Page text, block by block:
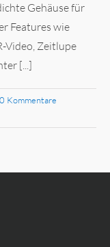
Gehäuse für
Features wie
Video, Zeitlupe
[...]
0 Kommentare